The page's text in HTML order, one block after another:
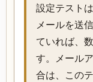
設定テストは
メールを送
ていれば、
す。メール
合は、この